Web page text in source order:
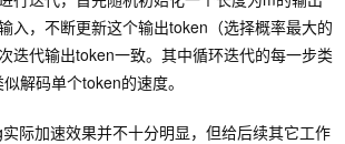
入，不断更新这个输出token（选择概率最大的
迭代输出token一致。其中循环迭代的每一步类
解码单个token的速度。
际加速效果并不十分明显，但给后续其它工作